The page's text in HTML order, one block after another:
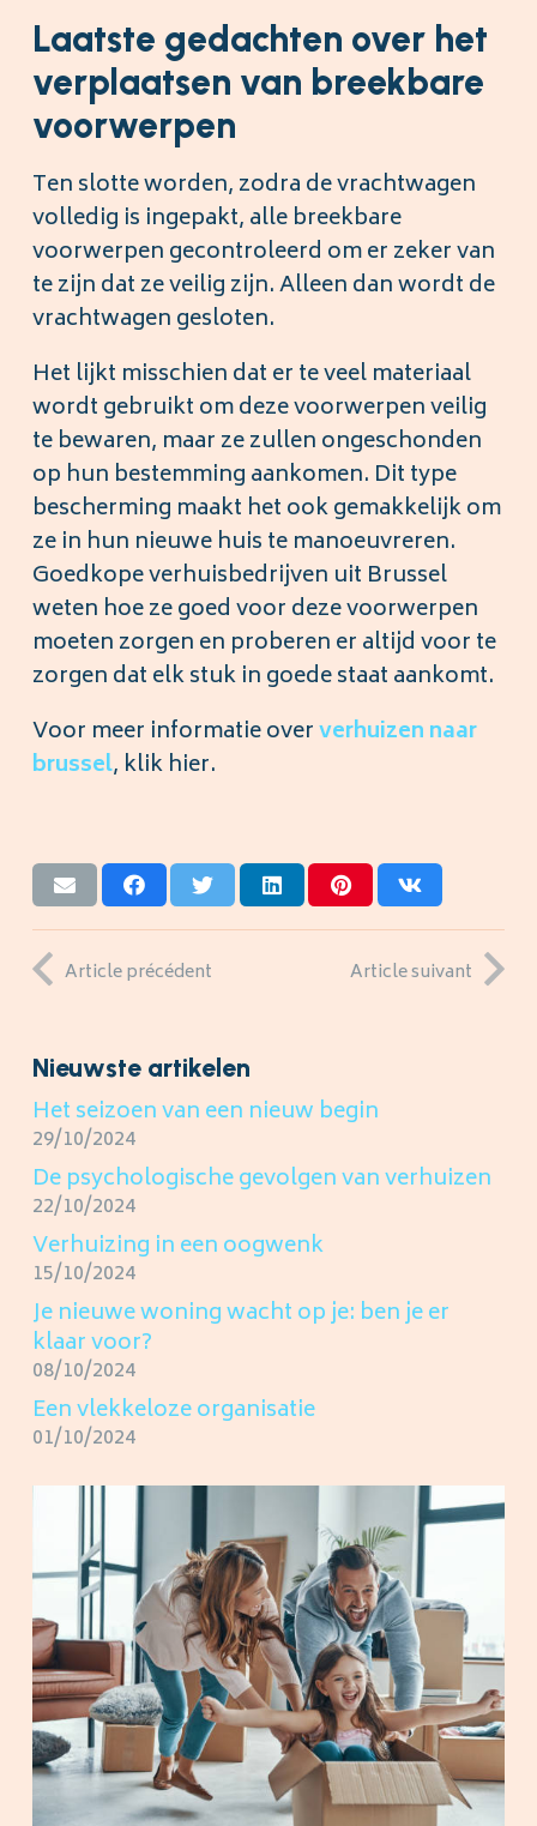
Laatste gedachten over het
verplaatsen van breekbare
voorwerpen
Ten slotte worden, zodra de vrachtwagen
volledig is ingepakt, alle breekbare
voorwerpen gecontroleerd om er zeker van
te zijn dat ze veilig zijn. Alleen dan wordt de
vrachtwagen gesloten.
Het lijkt misschien dat er te veel materiaal
wordt gebruikt om deze voorwerpen veilig
te bewaren, maar ze zullen ongeschonden
op hun bestemming aankomen. Dit type
bescherming maakt het ook gemakkelijk om
ze in hun nieuwe huis te manoeuvreren.
Goedkope verhuisbedrijven uit Brussel
weten hoe ze goed voor deze voorwerpen
moeten zorgen en proberen er altijd voor te
zorgen dat elk stuk in goede staat aankomt.
Voor meer informatie oververhuizen naar
brussel, klik hier.
Article précédent Article suivant
Nieuwste artikelen
Het seizoen van een nieuw begin
29/10/2024
De psychologische gevolgen van verhuizen
22/10/2024
Verhuizing in een oogwenk
15/10/2024
Je nieuwe woning wacht op je: ben je er
klaar voor?
08/10/2024
Een vlekkeloze organisatie
01/10/2024